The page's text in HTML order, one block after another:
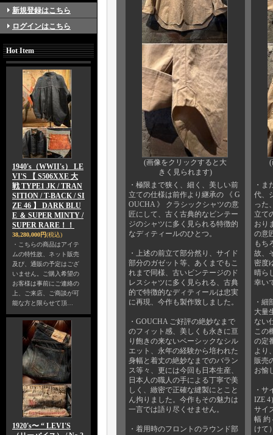
新規登録はこちら
ログインはこちら
Hot Item
1940's（WWII's） LE
VI'S 【 S506XXE 大
戦 TYPE1 JK / TRAN
SITION / T-BACK / SI
ZE 46 】 DARK BLU
E ＆ SUPER MINTY /
SUPER RARE！！
38,280,000円(税込)
・こちらの商品はアイテ
ムの特性故、ネット販売
及び、通販の予定はござ
いません。ご購入希望の
お客様は事前にご連絡の
上、ご来店、ご商談が可
能な方と限らせて頂…
1920's〜 “ LEVI'S
(画像をクリックすると大
きく見られます)
・極限まで狭く、細く、美しい前
立ての仕様は前作より継承の 《 G
OUCHA 》 クラシックシャツの意
匠にして、古く古典的なビンテー
ジのシャツに多く見られる特徴的
なディティールのひとつ。
・上述の前立て部分然り、サイド
部分のガゼット等、あくまでもこ
れまで同様、古いビンテージのド
レスシャツに多く見られる、古典
的で特徴的なディティールは忠実
に再現、今作も製作致しました。
・GOUCHA ご好評の絶妙なまで
のフィット感、美しくも永きに亘
り飽きの来ないベーシックなシル
エット、永年の経験から培われた
身幅と着丈の絶妙なまでのバラン
ス等々、更には今回も日本生産、
日本人の職人の手による丁寧で美
しく、緻密で正確な縫製にとこと
ん拘りました。今作もその魅力は
一言では語り尽くせません。
・着用時のフロントのラウンド部
(
・ま
代、
った
立て
おり
の意
もち
故、
密度
晴ら
幸い
・細
大量
ない
この
の定
より
販売
お愉
・サ
IZE
サイ
幅 約
けて